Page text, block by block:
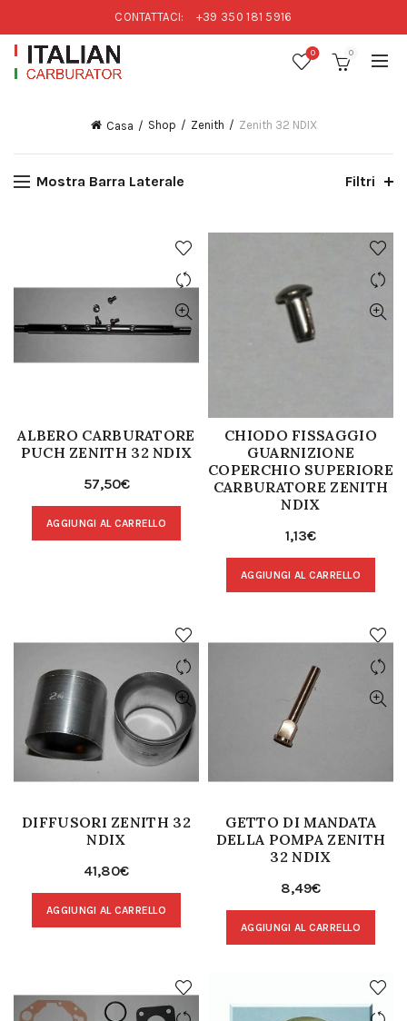
CONTATTACI: +39 350 181 5916
0 0
Casa Shop Zenith Zenith 32 NDIX
Mostra Barra Laterale Filtri
ALBERO CARBURATORE
PUCH ZENITH 32 NDIX
57,50€
AGGIUNGI AL CARRELLO
CHIODO FISSAGGIO
GUARNIZIONE
COPERCHIO SUPERIORE
CARBURATORE ZENITH
NDIX
1,13€
AGGIUNGI AL CARRELLO
DIFFUSORI ZENITH 32
NDIX
41,80€
AGGIUNGI AL CARRELLO
GETTO DI MANDATA
DELLA POMPA ZENITH
32 NDIX
8,49€
AGGIUNGI AL CARRELLO